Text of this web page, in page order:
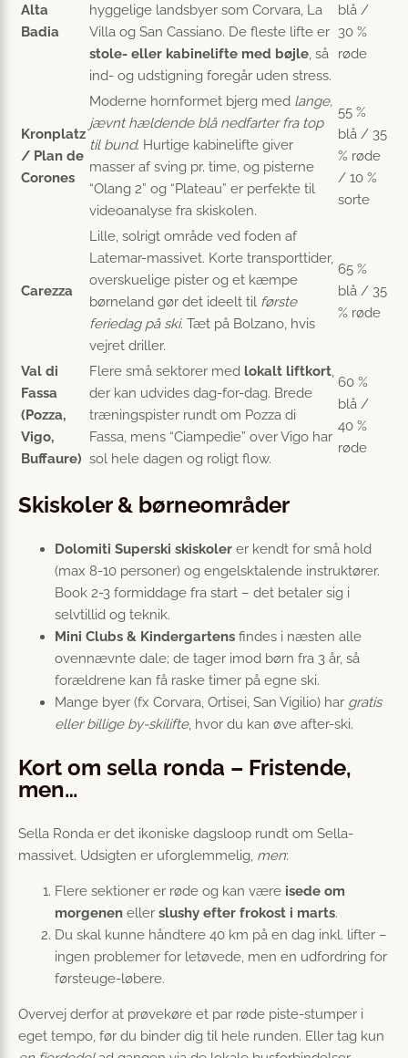
Alta
Badia
hyggelige landsbyer som Corvara, La
Villa og San Cassiano. De fleste lifte er
stole- eller kabinelifte med bøjle, så
ind- og udstigning foregår uden stress.
blå /
30 %
røde
Kronplatz
/ Plan de
Corones
Moderne hornformet bjerg med lange,
jævnt hældende blå nedfarter fra top
til bund. Hurtige kabinelifte giver
masser af sving pr. time, og pisterne
“Olang 2” og “Plateau” er perfekte til
videoanalyse fra skiskolen.
55 %
blå / 35
% røde
/ 10 %
sorte
Carezza
Lille, solrigt område ved foden af
Latemar-massivet. Korte transporttider,
overskuelige pister og et kæmpe
børneland gør det ideelt til første
feriedag på ski. Tæt på Bolzano, hvis
vejret driller.
65 %
blå / 35
% røde
Val di
Fassa
(Pozza,
Vigo,
Buffaure)
Flere små sektorer med lokalt liftkort,
der kan udvides dag-for-dag. Brede
træningspister rundt om Pozza di
Fassa, mens “Ciampedìe” over Vigo har
sol hele dagen og roligt flow.
60 %
blå /
40 %
røde
Skiskoler & børneområder
Dolomiti Superski skiskoler er kendt for små hold
(max 8-10 personer) og engelsktalende instruktører.
Book 2-3 formiddage fra start – det betaler sig i
selvtillid og teknik.
Mini Clubs & Kindergartens findes i næsten alle
ovennævnte dale; de tager imod børn fra 3 år, så
forældrene kan få raske timer på egne ski.
Mange byer (fx Corvara, Ortisei, San Vigilio) har gratis
eller billige by-skilifte, hvor du kan øve after-ski.
Kort om sella ronda – Fristende,
men…
Sella Ronda er det ikoniske dagsloop rundt om Sella-
massivet. Udsigten er uforglemmelig, men:
Flere sektioner er røde og kan være isede om
morgenen eller slushy efter frokost i marts.
Du skal kunne håndtere 40 km på en dag inkl. lifter –
ingen problemer for letøvede, men en udfordring for
førsteuge-løbere.
Overvej derfor at prøvekøre et par røde piste-stumper i
eget tempo, før du binder dig til hele runden. Eller tag kun